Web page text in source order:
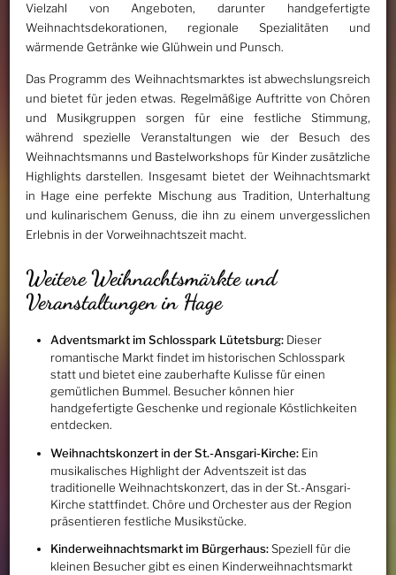
Vielzahl von Angeboten, darunter handgefertigte
Weihnachtsdekorationen, regionale Spezialitäten und
wärmende Getränke wie Glühwein und Punsch.
Das Programm des Weihnachtsmarktes ist abwechslungsreich
und bietet für jeden etwas. Regelmäßige Auftritte von Chören
und Musikgruppen sorgen für eine festliche Stimmung,
während spezielle Veranstaltungen wie der Besuch des
Weihnachtsmanns und Bastelworkshops für Kinder zusätzliche
Highlights darstellen. Insgesamt bietet der Weihnachtsmarkt
in Hage eine perfekte Mischung aus Tradition, Unterhaltung
und kulinarischem Genuss, die ihn zu einem unvergesslichen
Erlebnis in der Vorweihnachtszeit macht.
Weitere Weihnachtsmärkte und
Veranstaltungen in Hage
Adventsmarkt im Schlosspark Lütetsburg:Dieser
romantische Markt findet im historischen Schlosspark
statt und bietet eine zauberhafte Kulisse für einen
gemütlichen Bummel. Besucher können hier
handgefertigte Geschenke und regionale Köstlichkeiten
entdecken.
Weihnachtskonzert in der St.-Ansgari-Kirche:Ein
musikalisches Highlight der Adventszeit ist das
traditionelle Weihnachtskonzert, das in der St.-Ansgari-
Kirche stattfindet. Chöre und Orchester aus der Region
präsentieren festliche Musikstücke.
Kinderweihnachtsmarkt im Bürgerhaus:Speziell für die
kleinen Besucher gibt es einen Kinderweihnachtsmarkt